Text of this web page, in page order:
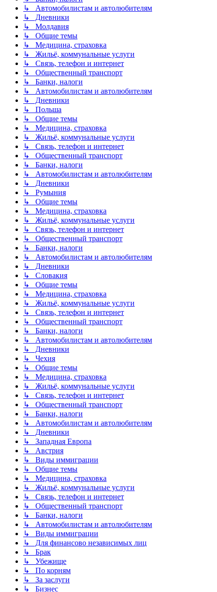
↳ Автомобилистам и автолюбителям
↳ Дневники
↳ Молдавия
↳ Общие темы
↳ Медицина, страховка
↳ Жильё, коммунальные услуги
↳ Связь, телефон и интернет
↳ Общественный транспорт
↳ Банки, налоги
↳ Автомобилистам и автолюбителям
↳ Дневники
↳ Польша
↳ Общие темы
↳ Медицина, страховка
↳ Жильё, коммунальные услуги
↳ Связь, телефон и интернет
↳ Общественный транспорт
↳ Банки, налоги
↳ Автомобилистам и автолюбителям
↳ Дневники
↳ Румыния
↳ Общие темы
↳ Медицина, страховка
↳ Жильё, коммунальные услуги
↳ Связь, телефон и интернет
↳ Общественный транспорт
↳ Банки, налоги
↳ Автомобилистам и автолюбителям
↳ Дневники
↳ Словакия
↳ Общие темы
↳ Медицина, страховка
↳ Жильё, коммунальные услуги
↳ Связь, телефон и интернет
↳ Общественный транспорт
↳ Банки, налоги
↳ Автомобилистам и автолюбителям
↳ Дневники
↳ Чехия
↳ Общие темы
↳ Медицина, страховка
↳ Жильё, коммунальные услуги
↳ Связь, телефон и интернет
↳ Общественный транспорт
↳ Банки, налоги
↳ Автомобилистам и автолюбителям
↳ Дневники
↳ Западная Европа
↳ Австрия
↳ Виды иммиграции
↳ Общие темы
↳ Медицина, страховка
↳ Жильё, коммунальные услуги
↳ Связь, телефон и интернет
↳ Общественный транспорт
↳ Банки, налоги
↳ Автомобилистам и автолюбителям
↳ Виды иммиграции
↳ Для финансово независимых лиц
↳ Брак
↳ Убежище
↳ По корням
↳ За заслуги
↳ Бизнес